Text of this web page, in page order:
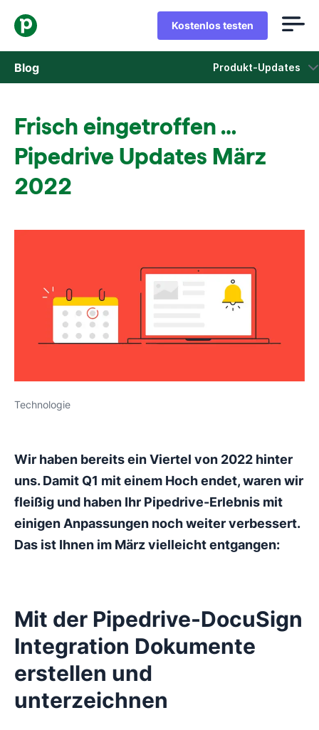
Kostenlos testen
Blog Produkt-Updates
Marketing
Produkt-Updates
Frisch eingetroffen …
Pipedrive Updates März
2022
Technologie
Wir haben bereits ein Viertel von 2022 hinter
uns. Damit Q1 mit einem Hoch endet, waren wir
fleißig und haben Ihr Pipedrive-Erlebnis mit
einigen Anpassungen noch weiter verbessert.
Das ist Ihnen im März vielleicht entgangen:
Mit der Pipedrive-DocuSign
Integration Dokumente
erstellen und
unterzeichnen